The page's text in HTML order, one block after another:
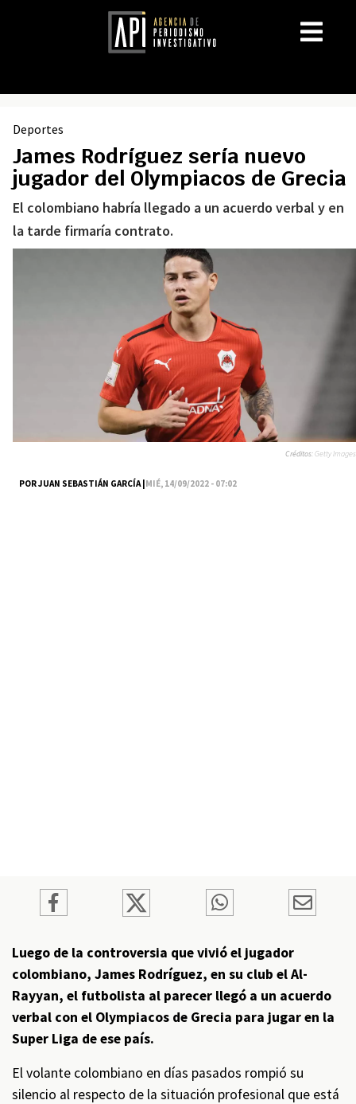
Deportes
James Rodríguez sería nuevo
jugador del Olympiacos de Grecia
El colombiano habría llegado a un acuerdo verbal y en
la tarde firmaría contrato.
POR JUAN SEBASTIÁN GARCÍA |MIÉ, 14/09/2022 - 07:02
Créditos:Getty Images
Luego de la controversia que vivió el jugador
colombiano, James Rodríguez, en su club el Al-
Rayyan, el futbolista al parecer llegó a un acuerdo
verbal con el Olympiacos de Grecia para jugar en la
Super Liga de ese país.
El volante colombiano en días pasados rompió su
silencio al respecto de la situación profesional que está